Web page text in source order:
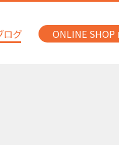
ログ ONLINE SHOP